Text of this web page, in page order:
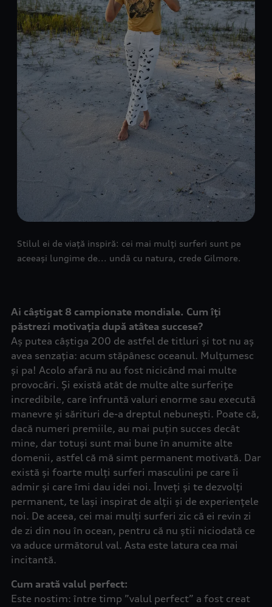
Stilul ei de viață inspiră: cei mai mulți surferi sunt pe
aceeași lungime de... undă cu natura, crede Gilmore.
Ai câștigat 8 campionate mondiale. Cum îți
păstrezi motivația după atâtea succese?
Aș putea câștiga 200 de astfel de titluri și tot nu aș
avea senzația: acum stăpânesc oceanul. Mulțumesc
și pa! Acolo afară nu au fost nicicând mai multe
provocări. Și există atât de multe alte surferițe
incredibile, care înfruntă valuri enorme sau execută
manevre și sărituri de-a dreptul nebunești. Poate că,
dacă numeri premiile, au mai puțin succes decât
mine, dar totuși sunt mai bune în anumite alte
domenii, astfel că mă simt permanent motivată. Dar
există și foarte mulți surferi masculini pe care îi
admir și care îmi dau idei noi. Înveți și te dezvolți
permanent, te lași inspirat de alții și de experiențele
noi. De aceea, cei mai mulți surferi zic că ei revin zi
de zi din nou în ocean, pentru că nu știi niciodată ce
va aduce următorul val. Asta este latura cea mai
incitantă.
Cum arată valul perfect:
Este nostim: între timp ”valul perfect” a fost creat